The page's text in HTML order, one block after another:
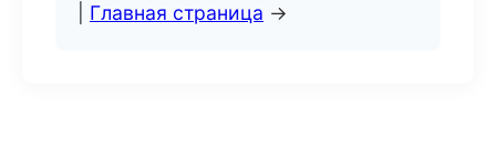
Главная страница →